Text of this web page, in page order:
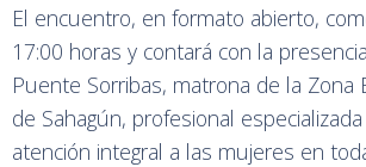
El encuentro, en formato abierto,
17:00 horas y contará con la
Puente Sorribas, matrona de la Zona
de Sahagún, profesional
atención integral a las mujeres en